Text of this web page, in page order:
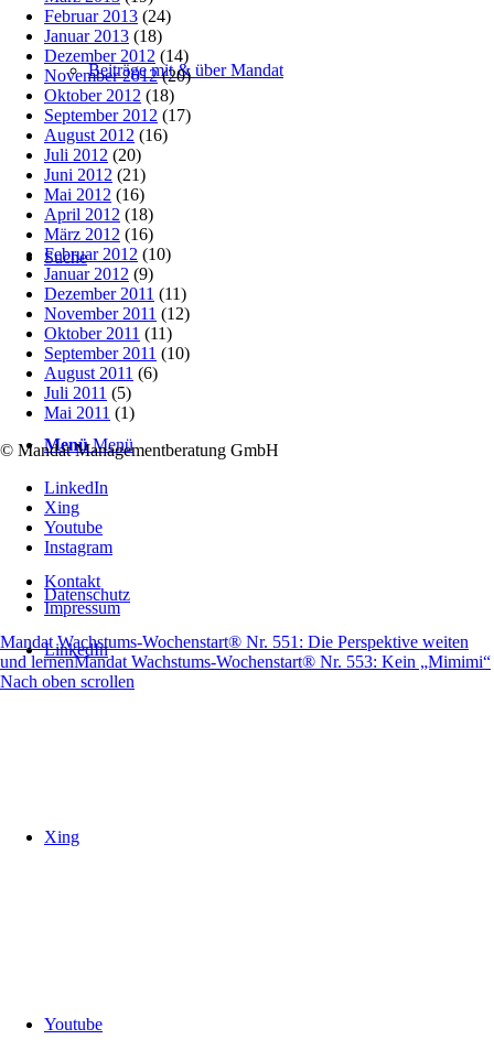
Beiträge mit & über Mandat
Suche
Menü Menü
LinkedIn
Xing
Youtube
Februar 2013 (24)
Januar 2013 (18)
Dezember 2012 (14)
November 2012(20)
Oktober 2012 (18)
September 2012 (17)
August 2012 (16)
Juli 2012 (20)
Juni 2012 (21)
Mai 2012 (16)
April 2012 (18)
März 2012 (16)
Februar 2012 (10)
Januar 2012 (9)
Dezember 2011 (11)
November 2011 (12)
Oktober 2011 (11)
September 2011 (10)
August 2011 (6)
Juli 2011 (5)
Mai 2011 (1)
© Mandat Managementberatung GmbH
LinkedIn
Xing
Youtube
Instagram
Kontakt
Datenschutz
Impressum
Mandat Wachstums-Wochenstart® Nr. 551: Die Perspektive weiten
und lernenMandat Wachstums-Wochenstart® Nr. 553: Kein „Mimimi“
Nach oben scrollen